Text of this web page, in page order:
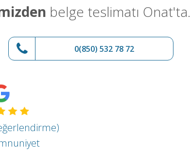
belge teslimatı Onat'ta.
0(850) 532 78 72